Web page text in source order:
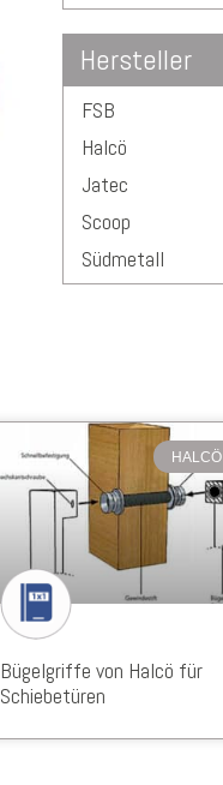
Hersteller
FSB
Halcö
Jatec
Scoop
Südmetall
HALCÖ
Bügelgriffe von Halcö für
Schiebetüren